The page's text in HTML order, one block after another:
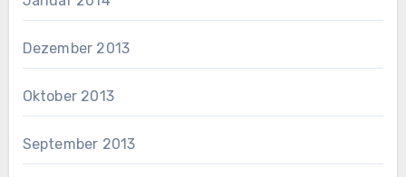
Dezember 2013
Oktober 2013
September 2013